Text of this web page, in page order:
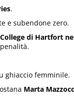
.
e subendone zero.
di Hartfort
ghiaccio femminile.
Marta